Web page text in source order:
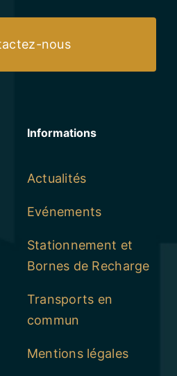
nous
Informations
Actualités
Evénements
Stationnement et
Bornes de Recharge
Transports en
commun
Mentions légales